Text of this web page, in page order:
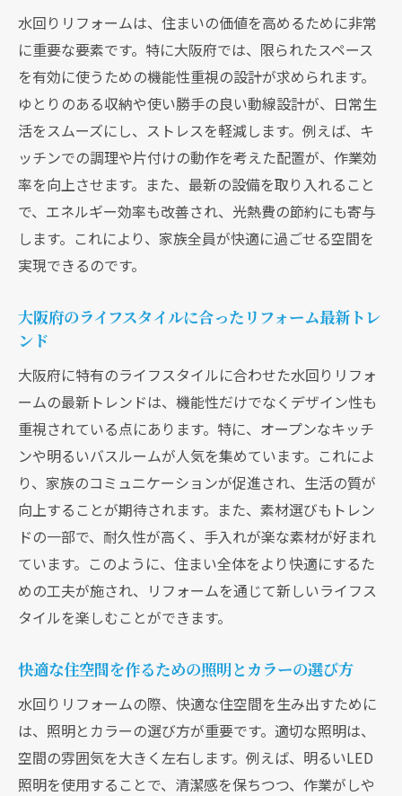
水回りリフォームは、住まいの価値を高めるために非常
に重要な要素です。特に大阪府では、限られたスペース
を有効に使うための機能性重視の設計が求められます。
ゆとりのある収納や使い勝手の良い動線設計が、日常生
活をスムーズにし、ストレスを軽減します。例えば、キ
ッチンでの調理や片付けの動作を考えた配置が、作業効
率を向上させます。また、最新の設備を取り入れること
で、エネルギー効率も改善され、光熱費の節約にも寄与
します。これにより、家族全員が快適に過ごせる空間を
実現できるのです。
大阪府のライフスタイルに合ったリフォーム最新トレ
ンド
大阪府に特有のライフスタイルに合わせた水回りリフォ
ームの最新トレンドは、機能性だけでなくデザイン性も
重視されている点にあります。特に、オープンなキッチ
ンや明るいバスルームが人気を集めています。これによ
り、家族のコミュニケーションが促進され、生活の質が
向上することが期待されます。また、素材選びもトレン
ドの一部で、耐久性が高く、手入れが楽な素材が好まれ
ています。このように、住まい全体をより快適にするた
めの工夫が施され、リフォームを通じて新しいライフス
タイルを楽しむことができます。
快適な住空間を作るための照明とカラーの選び方
水回りリフォームの際、快適な住空間を生み出すために
は、照明とカラーの選び方が重要です。適切な照明は、
空間の雰囲気を大きく左右します。例えば、明るいLED
照明を使用することで、清潔感を保ちつつ、作業がしや